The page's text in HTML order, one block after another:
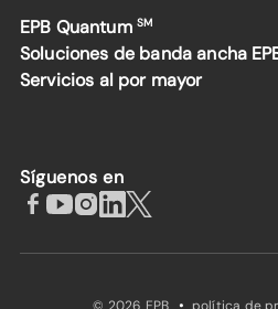
EPB Quantum SM
Soluciones de banda ancha
Servicios al por mayor
Síguenos en
© 2026 EPB política de